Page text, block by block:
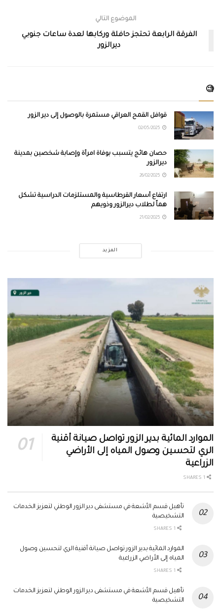
الموضوع التالي
الفرقة الرابعة تحتجز حافلة وركابها لعدة ساعات جنوبي
ديرالزور
🧐
قوافل القمح العراقي مستمرة بالوصول إلى دير الزور
حصان هائج يتسبب بوفاة امرأة وإصابة شخصين بمدينة
ديرالزور
ارتفاع أسعار القرطاسية والمستلزمات الدراسية تشكل
هماً لطلاب ديرالزور وذويهم
المزيد
الموارد المائية بدير الزور تواصل صيانة أقنية
الري لتحسين وصول المياه إلى الأراضي
الزراعية
تأهيل قسم الأشعة في مستشفى دير الزور الوطني لتعزيز الخدمات
التشخيصية
الموارد المائية بدير الزور تواصل صيانة أقنية الري لتحسين وصول
المياه إلى الأراضي الزراعية
تأهيل قسم الأشعة في مستشفى دير الزور الوطني لتعزيز الخدمات
التشخيصية